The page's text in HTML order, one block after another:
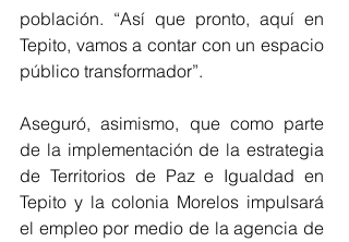
población. “Así que pronto, aquí en
Tepito, vamos a contar con un espacio
público transformador”.
Aseguró, asimismo, que como parte
de la implementación de la estrategia
de Territorios de Paz e Igualdad en
Tepito y la colonia Morelos impulsará
el empleo por medio de la agencia de